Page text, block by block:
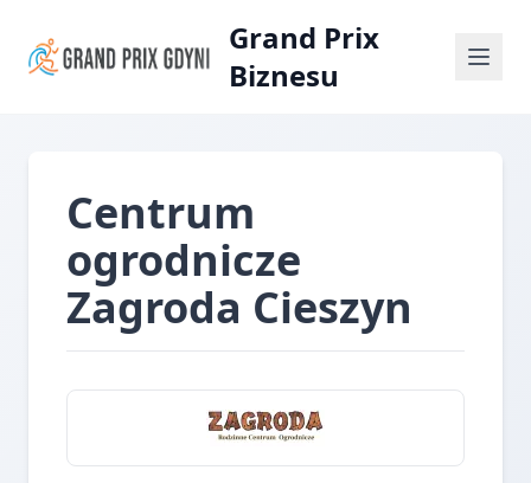
Grand Prix
Biznesu
Centrum
ogrodnicze
Zagroda Cieszyn